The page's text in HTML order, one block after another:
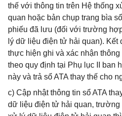
thế với thông tin trên Hệ thống
quan hoặc bản chụp trang bìa
phiếu đã lưu (đối với trường
lý dữ liệu điện tử hải quan). Kết
thực hiện ghi và xác nhận thông
theo quy định tại Phụ lục II ban
này và trả sổ ATA thay thế cho
c) Cập nhật thông tin sổ ATA
dữ liệu điện tử hải quan,